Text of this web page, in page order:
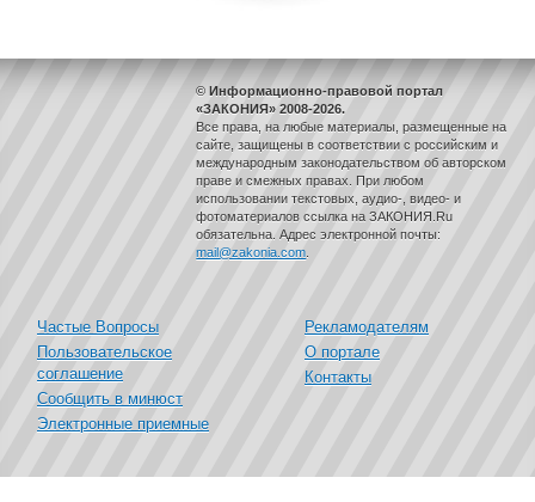
© Информационно-правовой портал
«ЗАКОНИЯ» 2008-2026.
Все права, на любые материалы, размещенные на
сайте, защищены в соответствии с российским и
международным законодательством об авторском
праве и смежных правах. При любом
использовании текстовых, аудио-, видео- и
фотоматериалов ссылка на ЗАКОНИЯ.Ru
обязательна. Адрес электронной почты:
mail@zakonia.com
Частые Вопросы
Пользовательское
соглашение
Сообщить в минюст
Электронные приемные
Рекламодателям
О портале
Контакты